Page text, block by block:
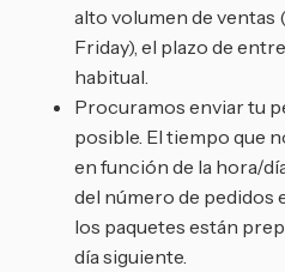
alto volumen de ventas
Friday), el plazo de
habitual.
Procuramos enviar tu
posible. El tiempo que
en función de la hora/
del número de pedidos
los paquetes están
día siguiente.